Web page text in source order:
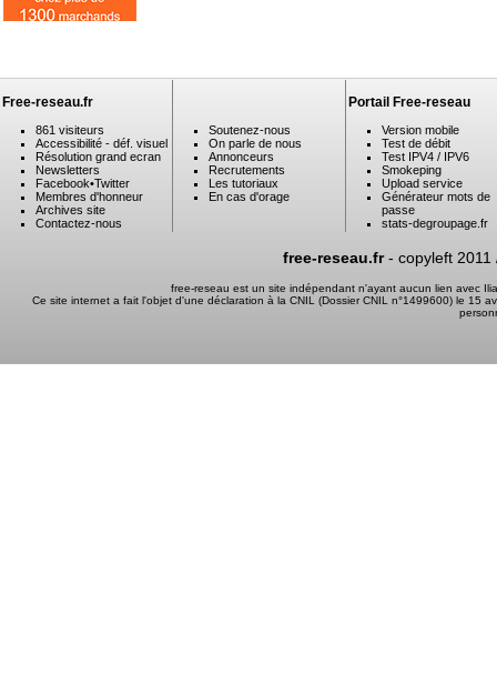
Free-reseau.fr
861 visiteurs
Accessibilité - déf. visuel
Résolution grand ecran
Newsletters
Facebook•Twitter
Membres d'honneur
Archives site
Contactez-nous
Soutenez-nous
On parle de nous
Annonceurs
Recrutements
Les tutoriaux
En cas d'orage
Portail Free-reseau
Version mobile
Test de débit
Test IPV4 / IPV6
Smokeping
Upload service
Générateur mots de
passe
stats-degroupage.fr
free-reseau.fr- copyleft 2011
free-reseau est un site indépendant n'ayant aucun lien avec
Ce site internet a fait l'objet d'une déclaration à la CNIL (Dossier CNIL n°1499600) le 15